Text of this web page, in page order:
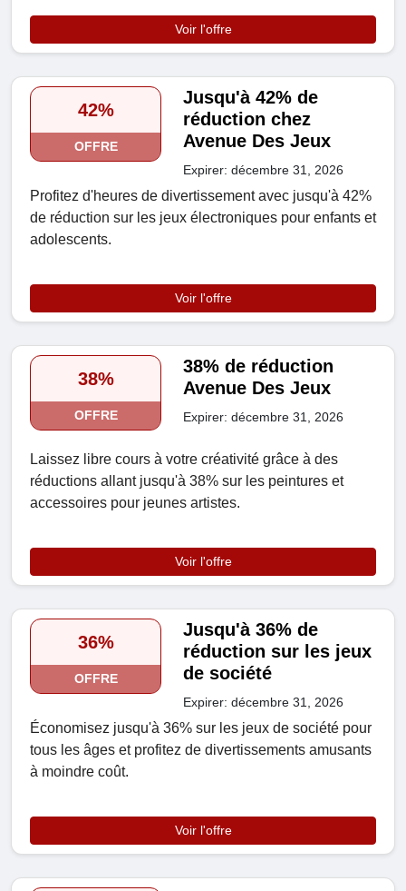
Voir l'offre
42%
OFFRE
Jusqu'à 42% de
réduction chez
Avenue Des Jeux
Expirer: décembre 31, 2026
Profitez d'heures de divertissement avec jusqu'à 42%
de réduction sur les jeux électroniques pour enfants et
adolescents.
Voir l'offre
38%
OFFRE
38% de réduction
Avenue Des Jeux
Expirer: décembre 31, 2026
Laissez libre cours à votre créativité grâce à des
réductions allant jusqu'à 38% sur les peintures et
accessoires pour jeunes artistes.
Voir l'offre
36%
OFFRE
Jusqu'à 36% de
réduction sur les jeux
de société
Expirer: décembre 31, 2026
Économisez jusqu'à 36% sur les jeux de société pour
tous les âges et profitez de divertissements amusants
à moindre coût.
Voir l'offre